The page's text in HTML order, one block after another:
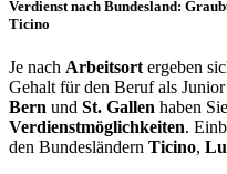
Verdienst nach Bundesland:
Ticino
Je nach Arbeitsort ergeben
Gehalt für den Beruf als
Bern und St. Gallen haben
Verdienstmöglichkeiten.
den Bundesländern Ticino,